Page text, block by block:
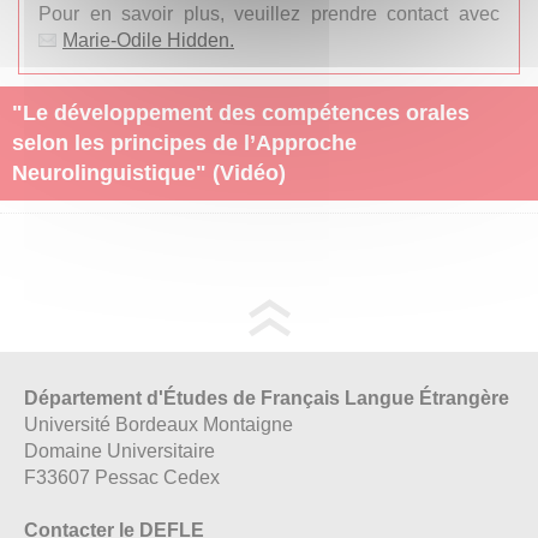
Pour en savoir plus, veuillez prendre contact avec
Marie-Odile Hidden.
"Le développement des compétences orales
selon les principes de l’Approche
Neurolinguistique" (Vidéo)
Département d'Études de Français Langue Étrangère
Université Bordeaux Montaigne
Domaine Universitaire
F33607 Pessac Cedex
Contacter le DEFLE